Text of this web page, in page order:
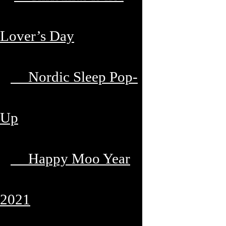
Lover’s Day
Nordic Sleep Pop-
Up
Happy Moo Year
2021